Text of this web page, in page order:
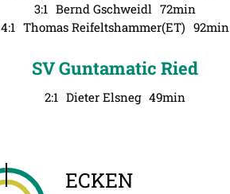
3:1 Bernd Gschweidl 72min
4:1 Thomas Reifeltshammer(ET) 92min
SV Guntamatic Ried
2:1 Dieter Elsneg 49min
ECKEN